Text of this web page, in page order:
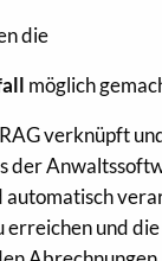
die
möglich
verknüpft
der
automatisch
erreichen und